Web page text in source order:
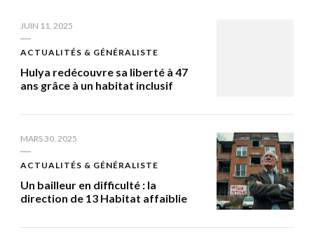
JUIN 11, 2025
ACTUALITÉS & GÉNÉRALISTE
Hulya redécouvre sa liberté à 47
ans grâce à un habitat inclusif
MARS 30, 2025
ACTUALITÉS & GÉNÉRALISTE
Un bailleur en difficulté : la
direction de 13 Habitat affaiblie